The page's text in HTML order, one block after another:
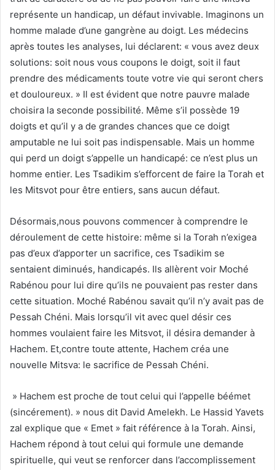
représente un handicap, un défaut invivable. Imaginons un
homme malade d’une gangrène au doigt. Les médecins
après toutes les analyses, lui déclarent: « vous avez deux
solutions: soit nous vous coupons le doigt, soit il faut
prendre des médicaments toute votre vie qui seront chers
et douloureux. » Il est évident que notre pauvre malade
choisira la seconde possibilité. Même s’il possède 19
doigts et qu’il y a de grandes chances que ce doigt
amputable ne lui soit pas indispensable. Mais un homme
qui perd un doigt s’appelle un handicapé: ce n’est plus un
homme entier. Les Tsadikim s’efforcent de faire la Torah et
les Mitsvot pour être entiers, sans aucun défaut.
Désormais,nous pouvons commencer à comprendre le
déroulement de cette histoire: même si la Torah n’exigea
pas d’eux d’apporter un sacrifice, ces Tsadikim se
sentaient diminués, handicapés. Ils allèrent voir Moché
Rabénou pour lui dire qu’ils ne pouvaient pas rester dans
cette situation. Moché Rabénou savait qu’il n’y avait pas de
Pessah Chéni. Mais lorsqu’il vit avec quel désir ces
hommes voulaient faire les Mitsvot, il désira demander à
Hachem. Et,contre toute attente, Hachem créa une
nouvelle Mitsva: le sacrifice de Pessah Chéni.
» Hachem est proche de tout celui qui l’appelle béémet
(sincérement). » nous dit David Amelekh. Le Hassid Yavets
zal explique que « Emet » fait référence à la Torah. Ainsi,
Hachem répond à tout celui qui formule une demande
spirituelle, qui veut se renforcer dans l’accomplissement